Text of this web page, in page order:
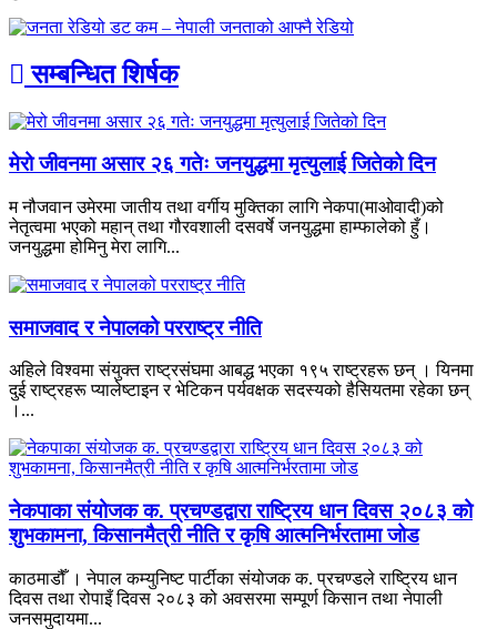
सम्बन्धित शिर्षक
मेरो जीवनमा असार २६ गतेः जनयुद्धमा मृत्युलाई जितेको दिन
म नौजवान उमेरमा जातीय तथा वर्गीय मुक्तिका लागि नेकपा(माओवादी)को
नेतृत्वमा भएको महान् तथा गौरवशाली दसवर्षे जनयुद्धमा हाम्फालेको हुँ।
जनयुद्धमा होमिनु मेरा लागि...
समाजवाद र नेपालको परराष्ट्र नीति
अहिले विश्वमा संयुक्त राष्ट्रसंघमा आबद्ध भएका १९५ राष्ट्रहरू छन् । यिनमा
दुई राष्ट्रहरू प्यालेष्टाइन र भेटिकन पर्यवक्षक सदस्यको हैसियतमा रहेका छन्
।...
नेकपाका संयोजक क. प्रचण्डद्वारा राष्ट्रिय धान दिवस २०८३ को
शुभकामना, किसानमैत्री नीति र कृषि आत्मनिर्भरतामा जोड
काठमाडौँ । नेपाल कम्युनिष्ट पार्टीका संयोजक क. प्रचण्डले राष्ट्रिय धान
दिवस तथा रोपाइँ दिवस २०८३ को अवसरमा सम्पूर्ण किसान तथा नेपाली
जनसमुदायमा...